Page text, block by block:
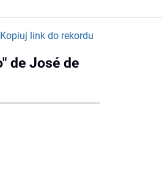
Kopiuj link do rekordu
de José de